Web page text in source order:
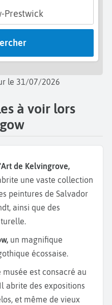
dégustez les spécialités
Haggis. Bon appétit et
Prestwick
le 31/07/2026
à voir lors
de Kelvingrove,
une vaste collection
peintures de Salvador
ainsi que des
un magnifique
écossaise.
musée est consacré au
abrite des expositions
et même de vieux